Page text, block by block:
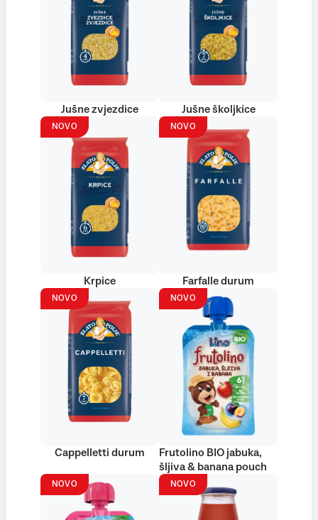
Jušne zvjezdice Jušne školjkice
NOVO
Krpice
NOVO
Farfalle durum
NOVO
Cappelletti durum
NOVO
Frutolino BIO jabuka,
šljiva & banana pouch
NOVO NOVO